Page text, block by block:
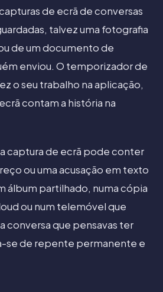
de ecrã de conversas
talvez uma fotografia
de um documento de
enviou. O temporizador de
o seu trabalho na aplicação,
contam a história na
captura de ecrã pode conter
ou uma acusação em texto
álbum partilhado, numa cópia
ou num telemóvel que
conversa que pensavas ter
se de repente permanente e